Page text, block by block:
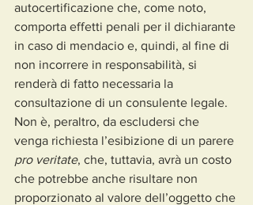
autocertificazione che, come noto,
comporta effetti penali per il dichiarante
in caso di mendacio e, quindi, al fine di
non incorrere in responsabilità, si
renderà di fatto necessaria la
consultazione di un consulente legale.
Non è, peraltro, da escludersi che
venga richiesta l’esibizione di un parere
pro veritate, che, tuttavia, avrà un costo
che potrebbe anche risultare non
proporzionato al valore dell’oggetto che